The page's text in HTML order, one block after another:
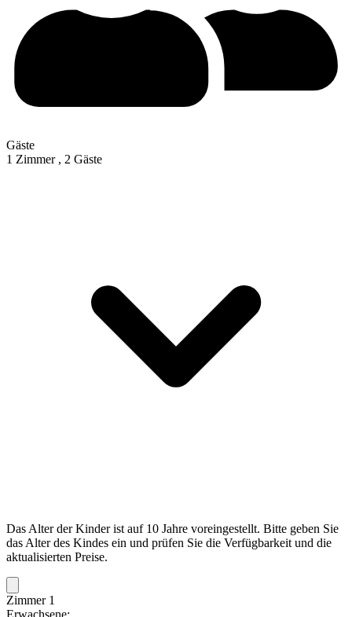
Gäste
1 Zimmer , 2 Gäste
Das Alter der Kinder ist auf 10 Jahre voreingestellt. Bitte geben Sie
das Alter des Kindes ein und prüfen Sie die Verfügbarkeit und die
aktualisierten Preise.
Zimmer 1
Erwachsene: